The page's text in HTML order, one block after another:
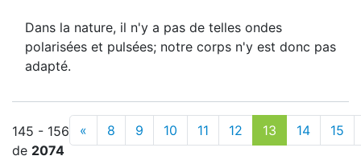
Dans la nature, il n'y a pas de telles ondes
polarisées et pulsées; notre corps n'y est donc pas
adapté.
145 - 156
de 2074
« 8 9 10 11 12 13 14 15